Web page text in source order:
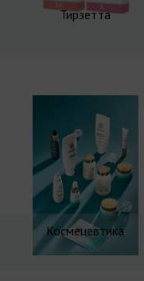
Тирзетта
Космецевтика